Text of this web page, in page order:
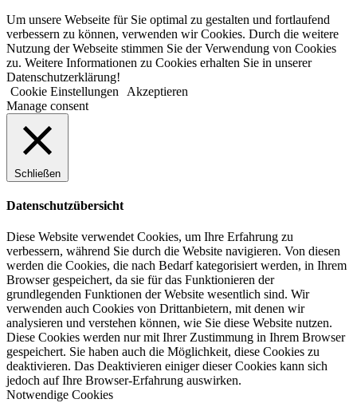
Um unsere Webseite für Sie optimal zu gestalten und fortlaufend
verbessern zu können, verwenden wir Cookies. Durch die weitere
Nutzung der Webseite stimmen Sie der Verwendung von Cookies
zu. Weitere Informationen zu Cookies erhalten Sie in unserer
Datenschutzerklärung!
Cookie Einstellungen
Akzeptieren
Manage consent
Schließen
Datenschutzübersicht
Diese Website verwendet Cookies, um Ihre Erfahrung zu
verbessern, während Sie durch die Website navigieren. Von diesen
werden die Cookies, die nach Bedarf kategorisiert werden, in Ihrem
Browser gespeichert, da sie für das Funktionieren der
grundlegenden Funktionen der Website wesentlich sind. Wir
verwenden auch Cookies von Drittanbietern, mit denen wir
analysieren und verstehen können, wie Sie diese Website nutzen.
Diese Cookies werden nur mit Ihrer Zustimmung in Ihrem Browser
gespeichert. Sie haben auch die Möglichkeit, diese Cookies zu
deaktivieren. Das Deaktivieren einiger dieser Cookies kann sich
jedoch auf Ihre Browser-Erfahrung auswirken.
Notwendige Cookies